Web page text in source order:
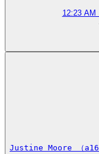
12:23 AM
Justine Moore （a16z